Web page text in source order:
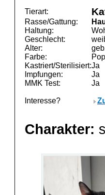
Tierart:
Rasse/Gattung:
Haltung:
Geschlecht:
Alter:
Farbe:
Kastriert/Sterilisiert:Ja
Impfungen:
Ja
MMK Test:
Ja
Interesse?
Charakter: